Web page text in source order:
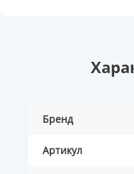
Бренд
Артикул